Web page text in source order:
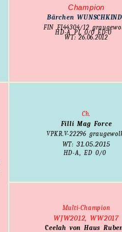
Champion
Bärchen WUNSCHKIND
FIN FI44304/12
WT: 26.06.2012
HD-A PL 0/0 ED-0
Ch.
Filli Mag Force
VPKR.V-22296
WT: 31.05.2015
HD-A, ED 0/0
Multi-Champion
WJW2012, WW2017
Ceelah von Haus